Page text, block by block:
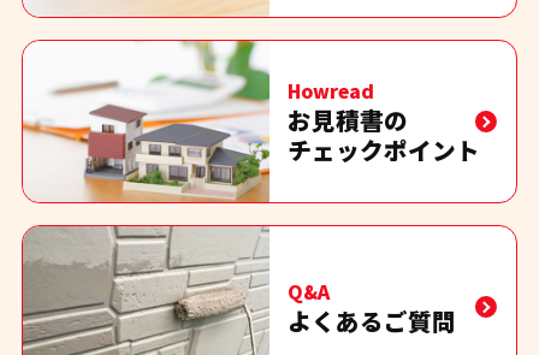
Howread
お見積書の
チェックポイント
Q&A
よくあるご質問